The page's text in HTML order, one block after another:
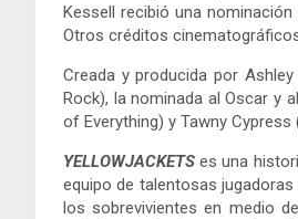
Kessell recibió una
Otros créditos
Creada y producida por
Rock), la nominada al Oscar y
of Everything) y Tawny Cypress
YELLOWJACKETSes una
equipo de talentosas
los sobrevivientes en medio